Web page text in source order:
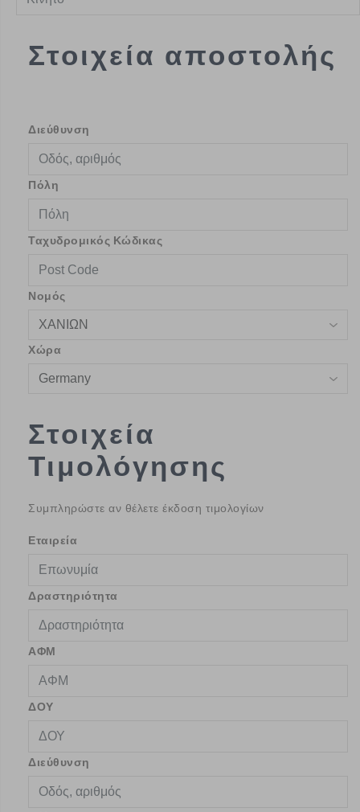
Στοιχεία αποστολής
Διεύθυνση
Πόλη
Ταχυδρομικός Κώδικας
Νομός
Χώρα
Στοιχεία
Τιμολόγησης
Συμπληρώστε αν θέλετε έκδοση τιμολογίων
Εταιρεία
Δραστηριότητα
ΑΦΜ
ΔΟΥ
Διεύθυνση